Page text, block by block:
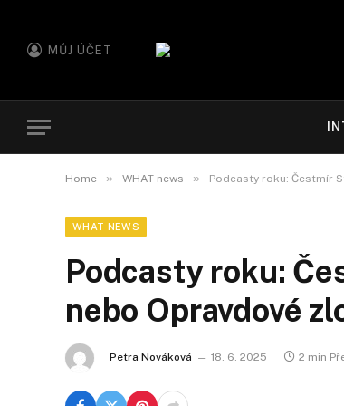
MŮJ ÚČET
Home » WHAT news » Podcasty roku: Čestmír
WHAT NEWS
Podcasty roku:
nebo Opravdové
Petra Nováková 18. 6. 2025 2 min